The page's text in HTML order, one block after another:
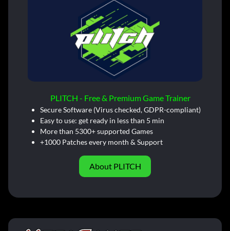
PLITCH - Free & Premium Game Trainer
Secure Software (Virus checked, GDPR-compliant)
Easy to use: get ready in less than 5 min
More than 5300+ supported Games
+1000 Patches every month & Support
About PLITCH